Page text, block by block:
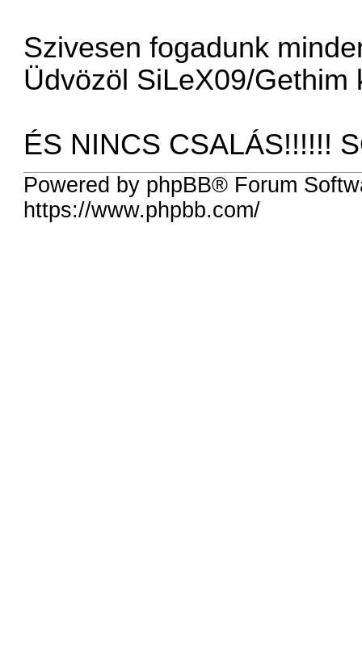
Szivesen fogadunk
Üdvözöl SiLeX09/
ÉS NINCS CSALÁS!!!!!!
Powered by phpBB® Forum
https://www.phpbb.com/